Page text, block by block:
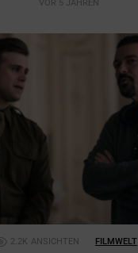
VOR 5 JAHREN
2.2K ANSICHTEN FILMWELT